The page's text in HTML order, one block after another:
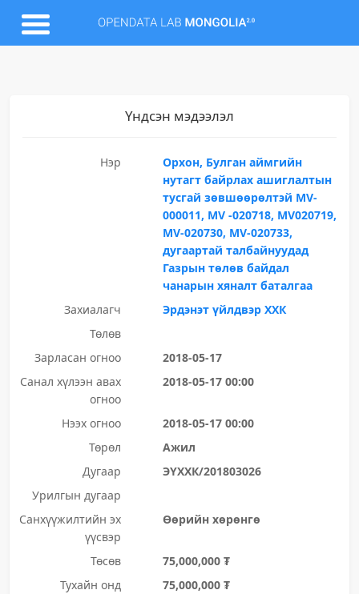
Үндсэн мэдээлэл
Нэр
Орхон, Булган аймгийн
нутагт байрлах ашиглалтын
тусгай зөвшөөрөлтэй МV-
000011, МV -020718, МV020719,
МV-020730, МV-020733,
дугаартай талбайнуудад
Газрын төлөв байдал
чанарын хяналт баталгаа
Захиалагч
Эрдэнэт үйлдвэр ХХК
Төлөв
Зарласан огноо
2018-05-17
Санал хүлээн авах
огноо
2018-05-17 00:00
Нээх огноо
2018-05-17 00:00
Төрөл
Ажил
Дугаар
ЭҮХХК/201803026
Урилгын дугаар
Санхүүжилтийн эх
үүсвэр
Өөрийн хөрөнгө
Төсөв
75,000,000 ₮
Тухайн онд
75,000,000 ₮